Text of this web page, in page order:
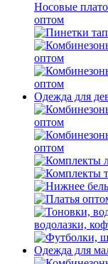
Носовые
оптом
оптом
оптом
Одежда для
оптом
оптом
водолазки,
Одежда для